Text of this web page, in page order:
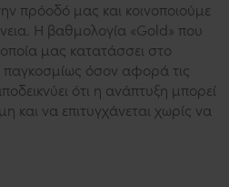
πρόοδό μας και κοινοποιούμε
Η βαθμολογία «Gold» που
μας κατατάσσει στο
παγκοσμίως όσον αφορά τις
ότι η ανάπτυξη μπορεί
και να επιτυγχάνεται χωρίς να